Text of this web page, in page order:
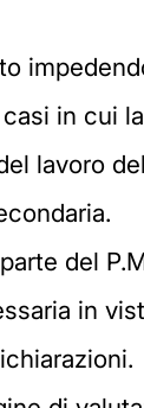
in cui la
lavoro
del
in